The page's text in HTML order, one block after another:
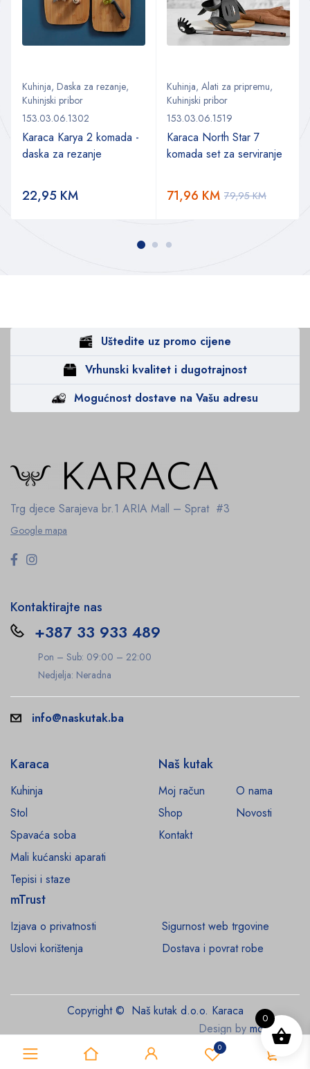
0 0
Kuhinja, Daska za rezanje,
Kuhinjski pribor
153.03.06.1302
Karaca Karya 2 komada -
daska za rezanje
22,95 KM
Kuhinja, Alati za pripremu,
Kuhinjski pribor
153.03.06.1519
Karaca North Star 7
komada set za serviranje
79,95KM
71,96 KM
Uštedite uz promo cijene
Vrhunski kvalitet i dugotrajnost
Mogućnost dostave na Vašu adresu
Trg djece Sarajeva br.1 ARIA Mall – Sprat #3
Google mapa
Kontaktirajte nas
+387 33 933 489
Pon – Sub: 09:00 – 22:00
Nedjelja: Neradna
info@naskutak.ba
Karaca
Kuhinja
Stol
Spavaća soba
Mali kućanski aparati
Tepisi i staze
Naš kutak
Moj račun
O nama
Shop
Novosti
Kontakt
mTrust
Izjava o privatnosti
Sigurnost web trgovine
Uslovi korištenja
Dostava i povrat robe
Copyright © Naš kutak d.o.o. Karaca
Design by monroe.ba
0